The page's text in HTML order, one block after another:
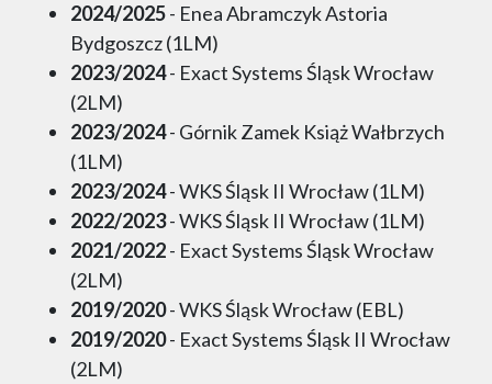
2024/2025- Enea Abramczyk Astoria
Bydgoszcz (1LM)
2023/2024- Exact Systems Śląsk Wrocław
(2LM)
2023/2024- Górnik Zamek Książ Wałbrzych
(1LM)
2023/2024- WKS Śląsk II Wrocław (1LM)
2022/2023- WKS Śląsk II Wrocław (1LM)
2021/2022- Exact Systems Śląsk Wrocław
(2LM)
2019/2020- WKS Śląsk Wrocław (EBL)
2019/2020- Exact Systems Śląsk II Wrocław
(2LM)